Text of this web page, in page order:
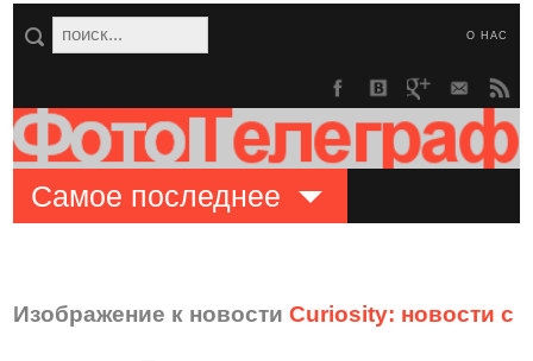
О НАС
Самое последнее
Изображение к новостиCuriosity: новости с